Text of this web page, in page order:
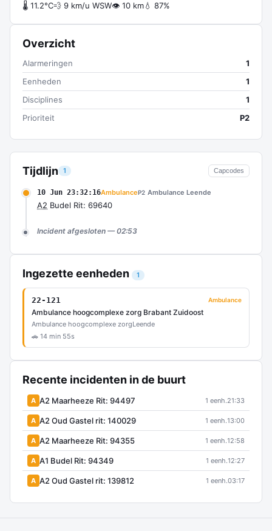
Tijdlijn 1 Capcodes
10 Jun 23:32:16AmbulanceP2 Ambulance Leende
A2 Budel Rit: 69640
Incident afgesloten — 02:53
Ingezette eenheden 1
22-121 Ambulance
Ambulance hoogcomplexe zorg Brabant Zuidoost
Ambulance hoogcomplexe zorgLeende
🚗 14 min 55s
Recente incidenten in de buurt
A A2 Maarheeze Rit: 94497 1 eenh.21:33
A A2 Oud Gastel rit: 140029 1 eenh.13:00
A A2 Maarheeze Rit: 94355 1 eenh.12:58
A A1 Budel Rit: 94349 1 eenh.12:27
A A2 Oud Gastel rit: 139812 1 eenh.03:17
🌡 11.2°C💨 9 km/u WSW👁 10 km💧 87%
Overzicht
Alarmeringen
1
Eenheden
1
Disciplines
1
Prioriteit
P2